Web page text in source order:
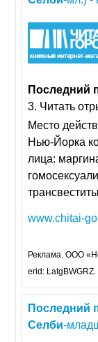
Последний
3. Читать
Место
Нью-Йорка
лица:
www.chitai-
Реклама. ООО
erid: LatgBWGRZ.
Последний
Селби-